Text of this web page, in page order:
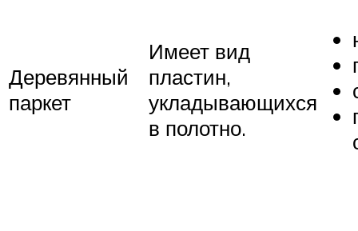
Деревянный
паркет
Имеет вид
пластин,
укладывающихся
в полотно.